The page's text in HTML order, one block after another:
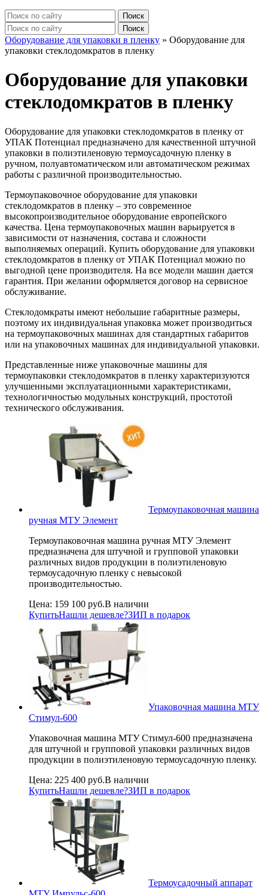
Оборудование для упаковки в пленку » Оборудование для
упаковки стеклодомкратов в пленку
Оборудование для упаковки
стеклодомкратов в пленку
Оборудование для упаковки стеклодомкратов в пленку от
УПАК Потенциал предназначено для качественной штучной
упаковки в полиэтиленовую термоусадочную пленку в
ручном, полуавтоматическом или автоматическом режимах
работы с различной производительностью.
Термоупаковочное оборудование для упаковки
стеклодомкратов в пленку – это современное
высокопроизводительное оборудование европейского
качества. Цена термоупаковочных машин варьируется в
зависимости от назначения, состава и сложности
выполняемых операций. Купить оборудование для упаковки
стеклодомкратов в пленку от УПАК Потенциал можно по
выгодной цене производителя. На все модели машин дается
гарантия. При желании оформляется договор на сервисное
обслуживание.
Стеклодомкраты имеют небольшие габаритные размеры,
поэтому их индивидуальная упаковка может производиться
на термоупаковочных машинах для стандартных габаритов
или на упаковочных машинах для индивидуальной упаковки.
Представленные ниже упаковочные машины для
термоупаковки стеклодомкратов в пленку характеризуются
улучшенными эксплуатационными характеристиками,
технологичностью модульных конструкций, простотой
технического обслуживания.
Термоупаковочная машина
ручная МТУ Элемент
Термоупаковочная машина ручная МТУ Элемент
предназначена для штучной и групповой упаковки
различных видов продукции в полиэтиленовую
термоусадочную пленку с невысокой
производительностью.
Цена: 159 100 руб.В наличии
КупитьНашли дешевле?ЗИП в подарок
Упаковочная машина МТУ
Стимул-600
Упаковочная машина МТУ Стимул-600 предназначена
для штучной и групповой упаковки различных видов
продукции в полиэтиленовую термоусадочную пленку.
Цена: 225 400 руб.В наличии
КупитьНашли дешевле?ЗИП в подарок
Термоусадочный аппарат